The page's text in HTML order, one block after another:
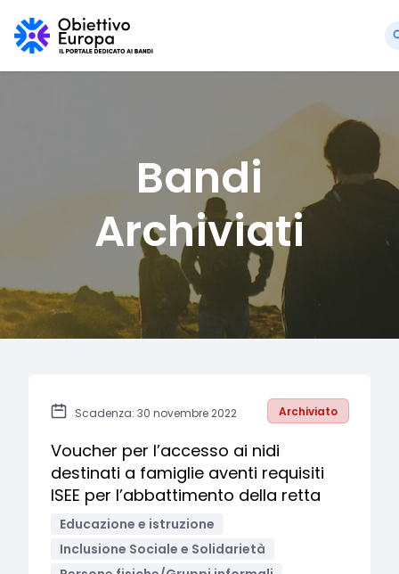
Bandi
Archiviati
Scadenza: 30 novembre 2022 Archiviato
Voucher per l’accesso ai nidi
destinati a famiglie aventi requisiti
ISEE per l’abbattimento della retta
Educazione e istruzione
Inclusione Sociale e Solidarietà